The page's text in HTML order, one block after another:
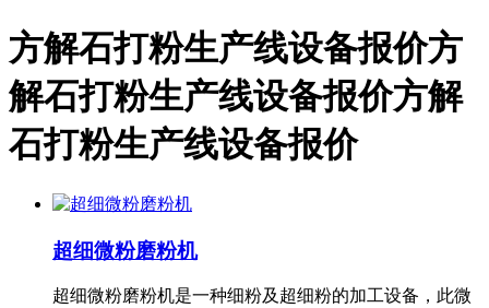
方解石打粉生产线设备报价方
解石打粉生产线设备报价方解
石打粉生产线设备报价
超细微粉磨粉机
超细微粉磨粉机是一种细粉及超细粉的加工设备，此微